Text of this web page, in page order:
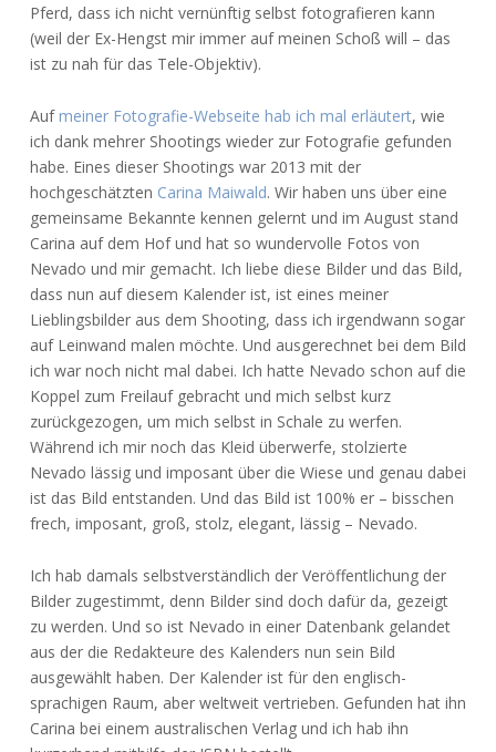
Pferd, dass ich nicht vernünftig selbst fotografieren kann
(weil der Ex-Hengst mir immer auf meinen Schoß will – das
ist zu nah für das Tele-Objektiv).
Aufmeiner Fotografie-Webseite hab ich mal erläutert, wie
ich dank mehrer Shootings wieder zur Fotografie gefunden
habe. Eines dieser Shootings war 2013 mit der
hochgeschätzten Carina Maiwald. Wir haben uns über eine
gemeinsame Bekannte kennen gelernt und im August stand
Carina auf dem Hof und hat so wundervolle Fotos von
Nevado und mir gemacht. Ich liebe diese Bilder und das Bild,
dass nun auf diesem Kalender ist, ist eines meiner
Lieblingsbilder aus dem Shooting, dass ich irgendwann sogar
auf Leinwand malen möchte. Und ausgerechnet bei dem Bild
ich war noch nicht mal dabei. Ich hatte Nevado schon auf die
Koppel zum Freilauf gebracht und mich selbst kurz
zurückgezogen, um mich selbst in Schale zu werfen.
Während ich mir noch das Kleid überwerfe, stolzierte
Nevado lässig und imposant über die Wiese und genau dabei
ist das Bild entstanden. Und das Bild ist 100% er – bisschen
frech, imposant, groß, stolz, elegant, lässig – Nevado.
Ich hab damals selbstverständlich der Veröffentlichung der
Bilder zugestimmt, denn Bilder sind doch dafür da, gezeigt
zu werden. Und so ist Nevado in einer Datenbank gelandet
aus der die Redakteure des Kalenders nun sein Bild
ausgewählt haben. Der Kalender ist für den englisch-
sprachigen Raum, aber weltweit vertrieben. Gefunden hat ihn
Carina bei einem australischen Verlag und ich hab ihn